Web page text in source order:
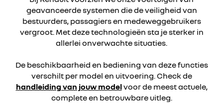
geavanceerde systemen die de veiligheid van
bestuurders, passagiers en medeweggebruikers
vergroot. Met deze technologieën sta je sterker in
allerlei onverwachte situaties.
De beschikbaarheid en bediening van deze functies
verschilt per model en uitvoering. Check de
handleiding van jouw modelvoor de meest actuele,
complete en betrouwbare uitleg.